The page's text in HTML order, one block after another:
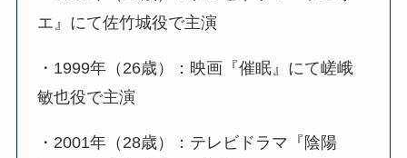
エ』にて佐竹城役で主演
・1999年（26歳）：映画『催眠』にて嵯峨
敏也役で主演
・2001年（28歳）：テレビドラマ『陰陽